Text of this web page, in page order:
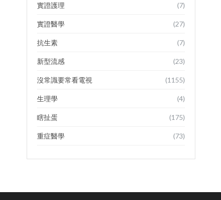
實證護理 (7)
實證醫學 (27)
抗生素 (7)
新型流感 (23)
沒常識要常看電視 (1155)
生理學 (4)
瞎扯蛋 (175)
重症醫學 (73)